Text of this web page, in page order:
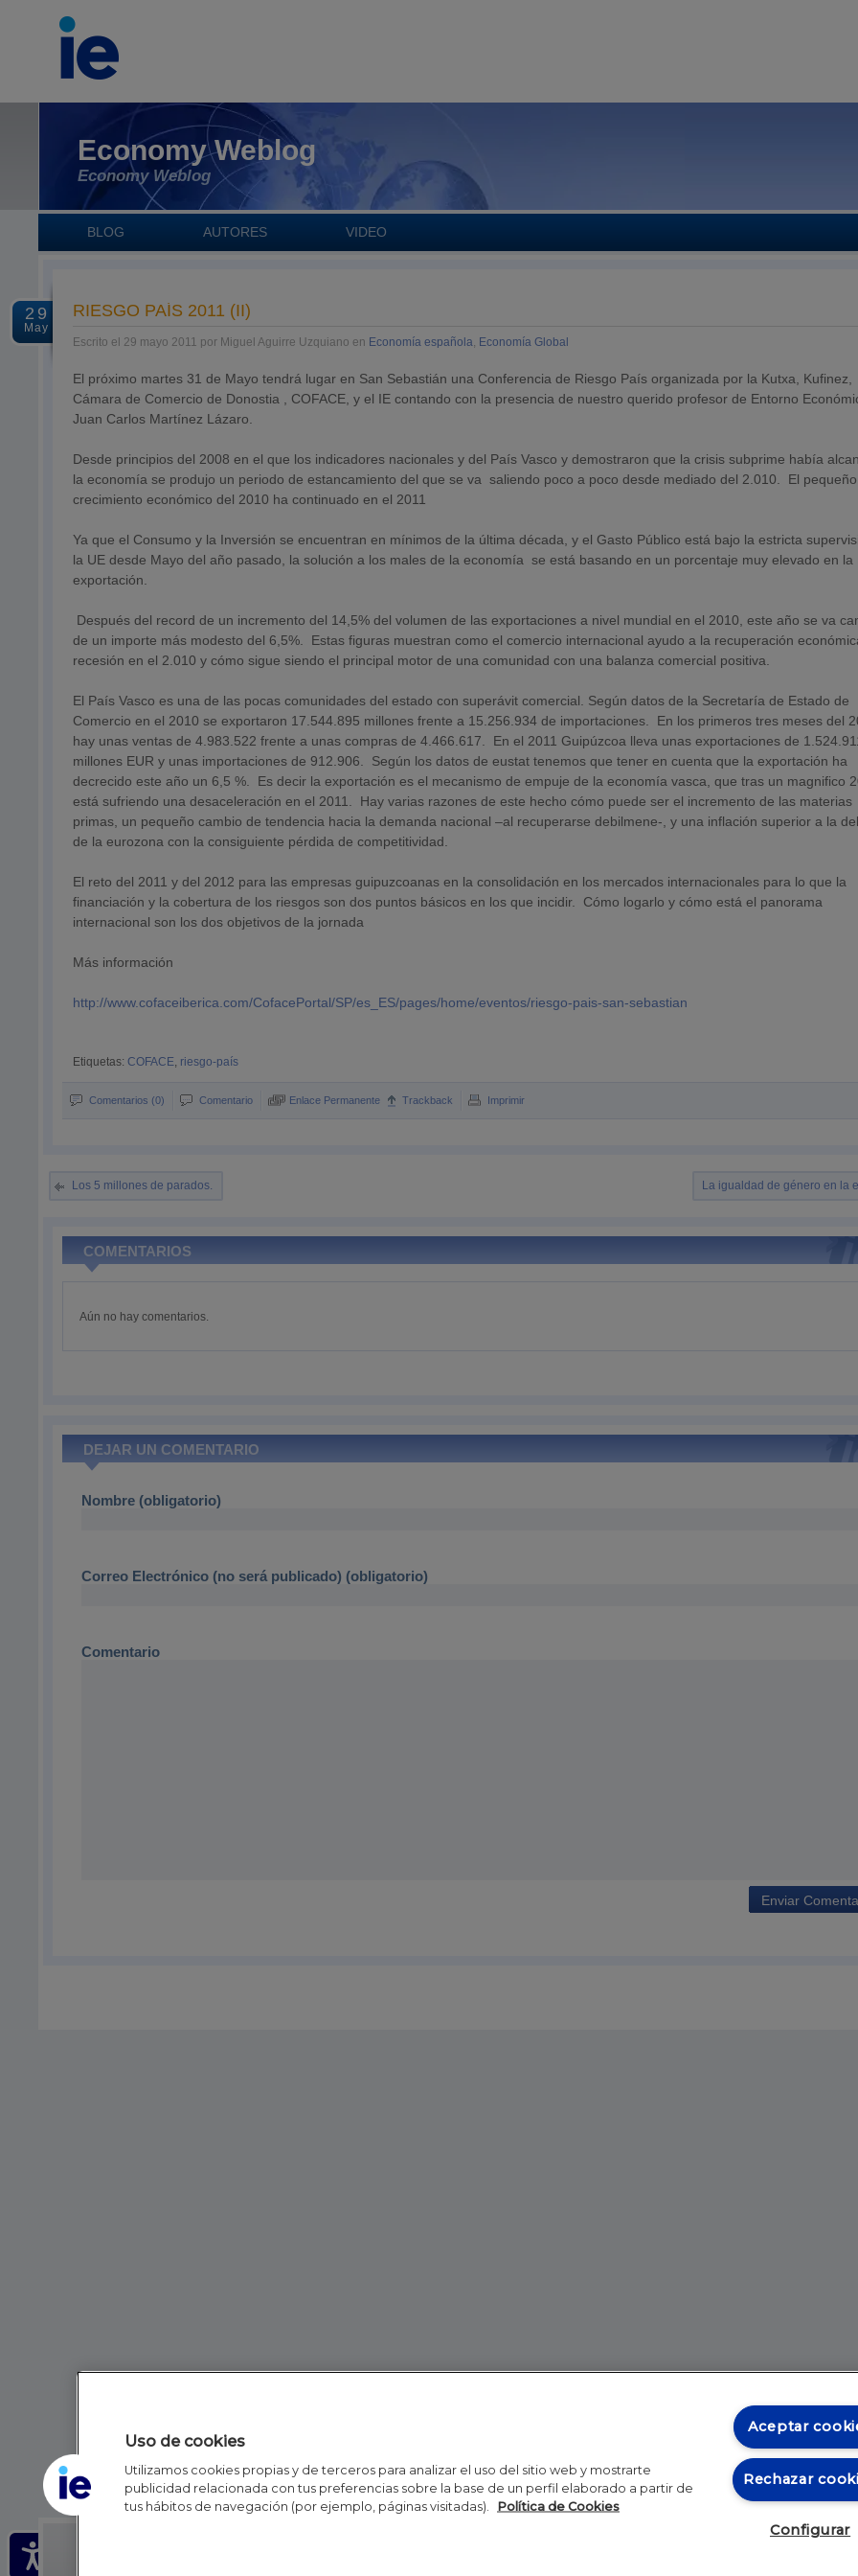
Economy Weblog
Economy Weblog
BLOG AUTORES VIDEO
29
May
RIESGO PAÍS 2011 (II)
Escrito el 29 mayo 2011 por Miguel Aguirre Uzquiano en Economía española, Economía Global
El próximo martes 31 de Mayo tendrá lugar en San Sebastián una Conferencia de Riesgo País organizada por la Kutxa, Kufinez,
Cámara de Comercio de Donostia , COFACE, y el IE contando con la presencia de nuestro querido profesor de Entorno
Juan Carlos Martínez Lázaro.
Desde principios del 2008 en el que los indicadores nacionales y del País Vasco y demostraron que la crisis subprime había
la economía se produjo un periodo de estancamiento del que se va saliendo poco a poco desde mediado del 2.010. El pequeño
crecimiento económico del 2010 ha continuado en el 2011
Ya que el Consumo y la Inversión se encuentran en mínimos de la última década, y el Gasto Público está bajo la estricta
la UE desde Mayo del año pasado, la solución a los males de la economía se está basando en un porcentaje muy elevado en la
exportación.
Después del record de un incremento del 14,5% del volumen de las exportaciones a nivel mundial en el 2010, este año se va
de un importe más modesto del 6,5%. Estas figuras muestran como el comercio internacional ayudo a la recuperación
recesión en el 2.010 y cómo sigue siendo el principal motor de una comunidad con una balanza comercial positiva.
El País Vasco es una de las pocas comunidades del estado con superávit comercial. Según datos de la Secretaría de Estado de
Comercio en el 2010 se exportaron 17.544.895 millones frente a 15.256.934 de importaciones. En los primeros tres meses del
hay unas ventas de 4.983.522 frente a unas compras de 4.466.617. En el 2011 Guipúzcoa lleva unas exportaciones de
millones EUR y unas importaciones de 912.906. Según los datos de eustat tenemos que tener en cuenta que la exportación ha
decrecido este año un 6,5 %. Es decir la exportación es el mecanismo de empuje de la economía vasca, que tras un magnifico
está sufriendo una desaceleración en el 2011. Hay varias razones de este hecho cómo puede ser el incremento de las materias
primas, un pequeño cambio de tendencia hacia la demanda nacional –al recuperarse debilmene-, y una inflación superior a la
de la eurozona con la consiguiente pérdida de competitividad.
El reto del 2011 y del 2012 para las empresas guipuzcoanas en la consolidación en los mercados internacionales para lo que la
financiación y la cobertura de los riesgos son dos puntos básicos en los que incidir. Cómo logarlo y cómo está el panorama
internacional son los dos objetivos de la jornada
Más información
http://www.cofaceiberica.com/CofacePortal/SP/es_ES/pages/home/eventos/riesgo-pais-san-sebastian
Etiquetas:COFACE, riesgo-país
Comentarios (0) Comentario Enlace Permanente Trackback Imprimir
Los 5 millones de parados. La igualdad de género en la
COMENTARIOS
Aún no hay comentarios.
DEJAR UN COMENTARIO
Nombre (obligatorio)
Correo Electrónico (no será publicado) (obligatorio)
Comentario
Uso de cookies
Utilizamos cookies propias y de terceros para analizar el uso del sitio web y mostrarte
publicidad relacionada con tus preferencias sobre la base de un perfil elaborado a partir de
tus hábitos de navegación (por ejemplo, páginas visitadas).
Política de Cookies
Aceptar
Rechazar
Configurar